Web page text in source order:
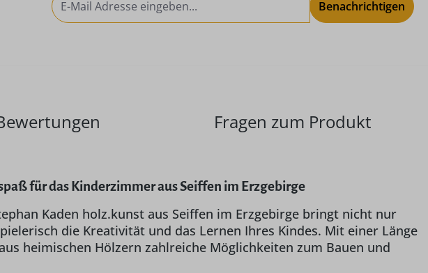
Benachrichtigen
Fragen zum Produkt
für das Kinderzimmer aus Seiffen im Erzgebirge
Kaden holz.kunst aus Seiffen im Erzgebirge bringt nicht nur
die Kreativität und das Lernen Ihres Kindes. Mit einer Länge
heimischen Hölzern zahlreiche Möglichkeiten zum Bauen und